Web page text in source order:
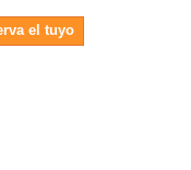
el tuyo